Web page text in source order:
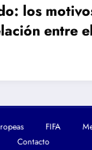
los
entre
FIFA
Contacto